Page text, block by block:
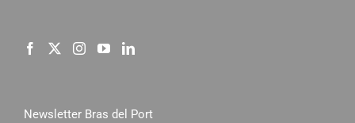
Newsletter Bras del Port